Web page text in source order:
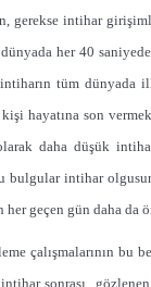
gerekse intihar
her 40
intiharın tüm
hayatına son
daha düşük
bulgular intihar
her geçen gün daha da
çalışmalarının bu
sonrası